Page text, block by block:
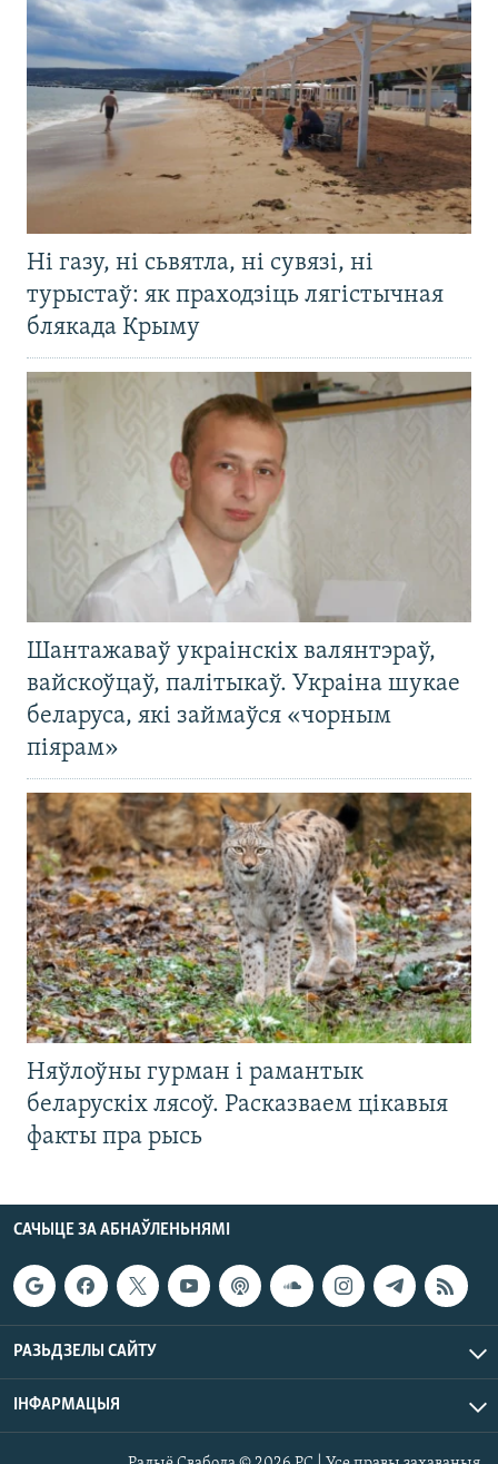
Ні газу, ні сьвятла, ні сувязі, ні
турыстаў: як праходзіць лягістычная
блякада Крыму
Шантажаваў украінскіх валянтэраў,
вайскоўцаў, палітыкаў. Украіна шукае
беларуса, які займаўся «чорным
піярам»
Няўлоўны гурман і рамантык
беларускіх лясоў. Расказваем цікавыя
факты пра рысь
САЧЫЦЕ ЗА АБНАЎЛЕНЬНЯМІ
РАЗЬДЗЕЛЫ САЙТУ
ІНФАРМАЦЫЯ